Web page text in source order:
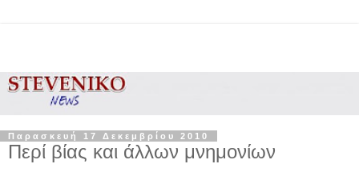
Παρασκευή 17 Δεκεμβρίου 2010
Περί βίας και άλλων μνημονίων